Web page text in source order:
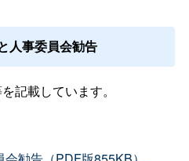
人事委員会勧告
記載しています。